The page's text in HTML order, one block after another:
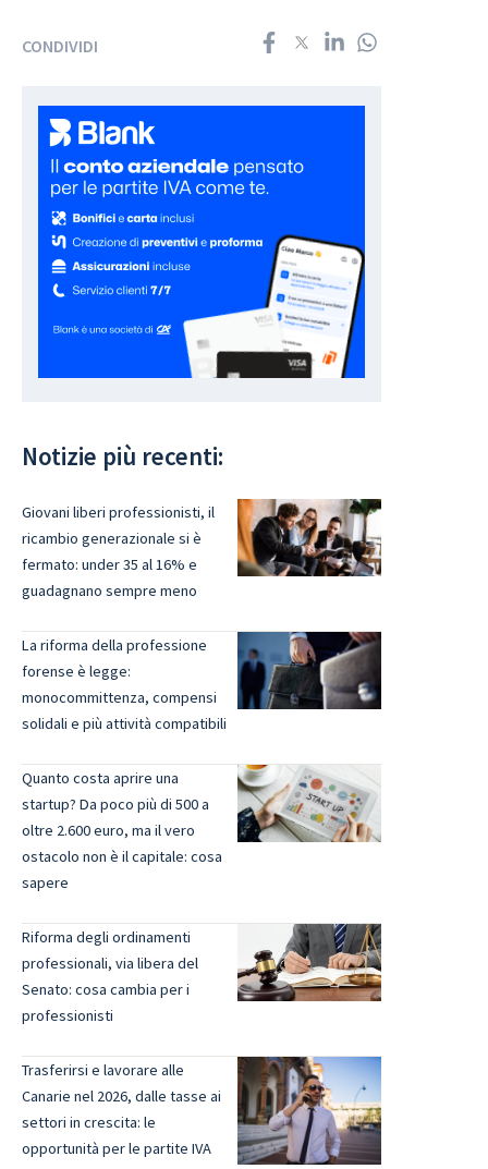
CONDIVIDI
Notizie più recenti:
Giovani liberi professionisti, il
ricambio generazionale si è
fermato: under 35 al 16% e
guadagnano sempre meno
La riforma della professione
forense è legge:
monocommittenza, compensi
solidali e più attività compatibili
Quanto costa aprire una
startup? Da poco più di 500 a
oltre 2.600 euro, ma il vero
ostacolo non è il capitale: cosa
sapere
Riforma degli ordinamenti
professionali, via libera del
Senato: cosa cambia per i
professionisti
Trasferirsi e lavorare alle
Canarie nel 2026, dalle tasse ai
settori in crescita: le
opportunità per le partite IVA